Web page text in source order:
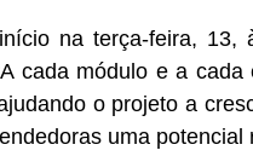
na terça-feira, 13,
cada módulo e a
o projeto a
uma